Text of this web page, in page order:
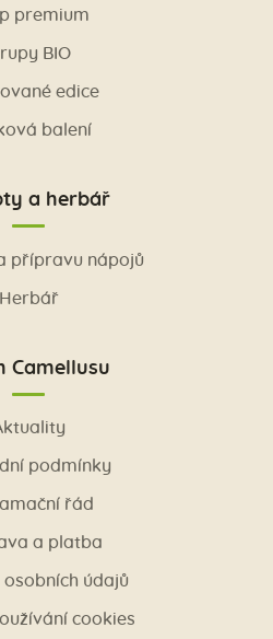
premium
BIO
edice
balení
a herbář
přípravu nápojů
Herbář
Camellusu
podmínky
řád
a platba
osobních údajů
cookies